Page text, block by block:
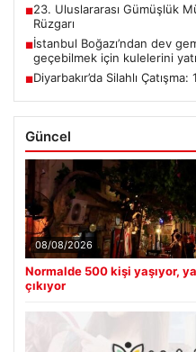
■23. Uluslararası Gümüşlük
Rüzgarı
■İstanbul Boğazı’ndan dev
geçebilmek için kulelerini
■Diyarbakır’da Silahlı Çatışma:
Güncel
08/08/2026
Normalde 500 kişi yaşıyor,
çıkıyor